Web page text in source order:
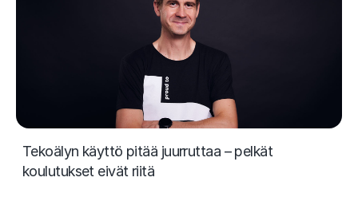
Tekoälyn käyttö pitää juurruttaa – pelkät
koulutukset eivät riitä